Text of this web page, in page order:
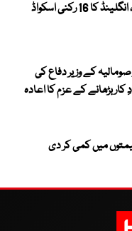
پاکستان کیخلاف ٹیسٹ سیریز ، انگلینڈ کا 16 رکنی اسکواڈ
کے وزیر دفاع کی
کار بڑھانے کے عزم کا اعادہ
میں کمی کر دی